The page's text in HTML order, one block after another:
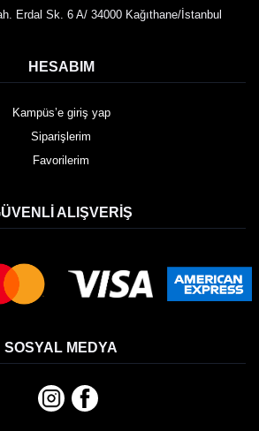
Erdal Sk. 6 A/ 34000 Kağıthane/İstanbul
HESABIM
Kampüs’e giriş yap
Siparişlerim
Favorilerim
ALIŞVERIŞ
SOSYAL MEDYA